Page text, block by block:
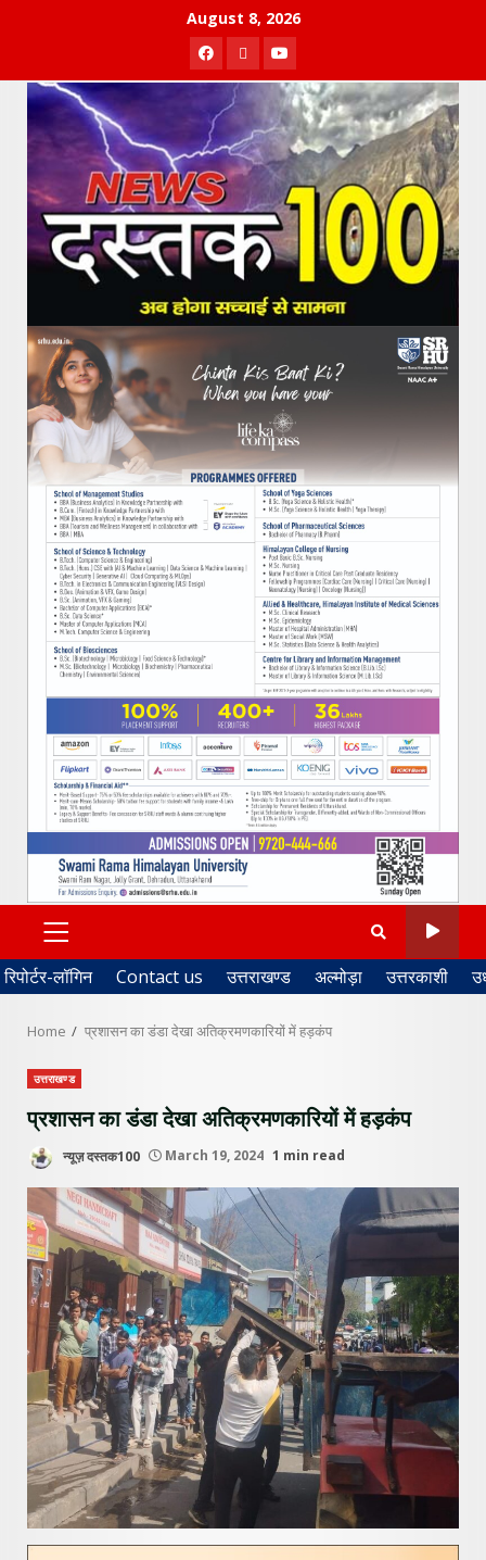
August 8, 2026
Facebook
TwitterYoutube
PRIMARY
MENU
रिपोर्टर-लॉगिन Contact us उत्तराखण्ड अल्मोड़ा उत्तरकाशी
Home प्रशासन का डंडा देखा अतिक्रमणकारियों में हड़कंप
उत्तराखण्ड
प्रशासन का डंडा देखा अतिक्रमणकारियों में हड़कंप
न्यूज़ दस्तक100 March 19, 2024 1 min read